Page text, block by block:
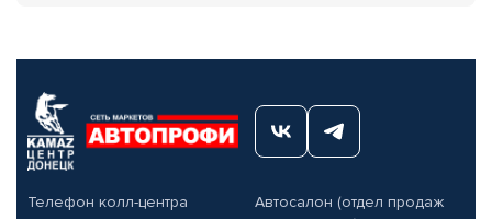
Телефон колл-центра
Автосалон (отдел продаж